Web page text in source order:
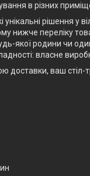
в різних
рішення у
нижче переліку
якої родини чи
власне
доставки, ваш стіл-